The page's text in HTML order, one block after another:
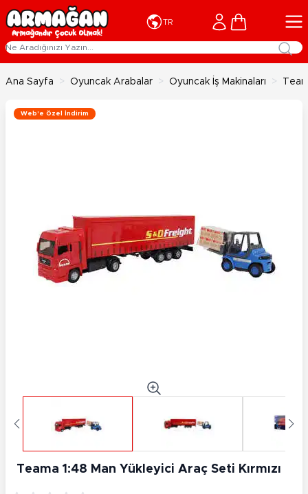
İçeriğe geç
TR Cart
Ana Sayfa > Oyuncak Arabalar > Oyuncak İş Makinaları >
Web'e Özel İndirim
Teama 1:48 Man Yükleyici Araç Seti Kırmızı